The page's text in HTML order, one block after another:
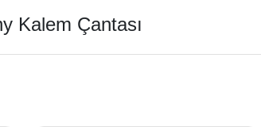
Kalem Çantası